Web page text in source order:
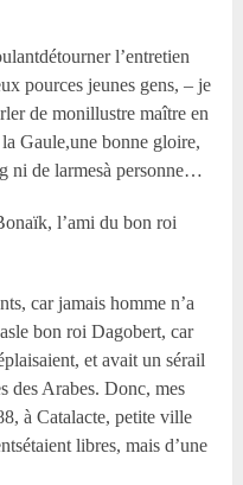
l’entretien
pources jeunes gens, – je
de monillustre maître en
Gaule,une bonne gloire,
ni de larmesà personne…
l’ami du bon roi
car jamais homme n’a
bon roi Dagobert, car
et avait un sérail
des Arabes. Donc, mes
à Catalacte, petite ville
libres, mais d’une